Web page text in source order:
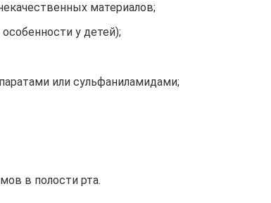
материалов;
у детей);
или сульфаниламидами;
в полости рта.